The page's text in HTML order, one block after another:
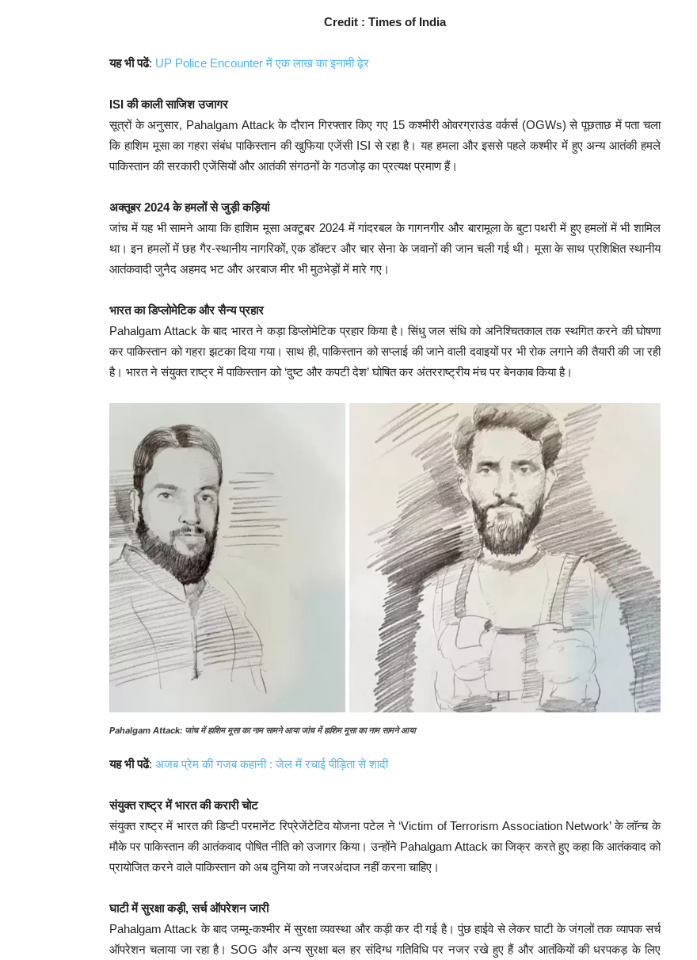
Credit : Times of India
यह भी पढें: UP Police Encounter में एक लाख का इनामी ढ़ेर
ISI की काली साजिश उजागर
सूत्रों के अनुसार, Pahalgam Attack के दौरान गिरफ्तार किए गए 15 कश्मीरी ओवरग्राउंड वर्कर्स (OGWs) से पूछताछ में पता चला
कि हाशिम मूसा का गहरा संबंध पाकिस्तान की खुफिया एजेंसी ISI से रहा है। यह हमला और इससे पहले कश्मीर में हुए अन्य आतंकी हमले
पाकिस्तान की सरकारी एजेंसियों और आतंकी संगठनों के गठजोड़ का प्रत्यक्ष प्रमाण हैं।
अक्तूबर 2024 के हमलों से जुड़ी कड़ियां
जांच में यह भी सामने आया कि हाशिम मूसा अक्टूबर 2024 में गांदरबल के गागनगीर और बारामूला के बुटा पथरी में हुए हमलों में भी शामिल
था। इन हमलों में छह गैर-स्थानीय नागरिकों, एक डॉक्टर और चार सेना के जवानों की जान चली गई थी। मूसा के साथ प्रशिक्षित स्थानीय
आतंकवादी जुनैद अहमद भट और अरबाज मीर भी मुठभेड़ों में मारे गए।
भारत का डिप्लोमेटिक और सैन्य प्रहार
Pahalgam Attack के बाद भारत ने कड़ा डिप्लोमेटिक प्रहार किया है। सिंधु जल संधि को अनिश्चितकाल तक स्थगित करने की घोषणा
कर पाकिस्तान को गहरा झटका दिया गया। साथ ही, पाकिस्तान को सप्लाई की जाने वाली दवाइयों पर भी रोक लगाने की तैयारी की जा रही
है। भारत ने संयुक्त राष्ट्र में पाकिस्तान को ‘दुष्ट और कपटी देश’ घोषित कर अंतरराष्ट्रीय मंच पर बेनकाब किया है।
Pahalgam Attack: जांच में हाशिम मूसा का नाम सामने आया जांच में हाशिम मूसा का नाम सामने आया
यह भी पढें: अजब प्रेम की गजब कहानी : जेल में रचाई पीड़िता से शादी
संयुक्त राष्ट्र में भारत की करारी चोट
संयुक्त राष्ट्र में भारत की डिप्टी परमानेंट रिप्रेजेंटेटिव योजना पटेल ने ‘Victim of Terrorism Association Network’ के लॉन्च के
मौके पर पाकिस्तान की आतंकवाद पोषित नीति को उजागर किया। उन्होंने Pahalgam Attack का जिक्र करते हुए कहा कि आतंकवाद को
प्रायोजित करने वाले पाकिस्तान को अब दुनिया को नजरअंदाज नहीं करना चाहिए।
घाटी में सुरक्षा कड़ी, सर्च ऑपरेशन जारी
Pahalgam Attack के बाद जम्मू-कश्मीर में सुरक्षा व्यवस्था और कड़ी कर दी गई है। पुंछ हाईवे से लेकर घाटी के जंगलों तक व्यापक सर्च
ऑपरेशन चलाया जा रहा है। SOG और अन्य सुरक्षा बल हर संदिग्ध गतिविधि पर नजर रखे हुए हैं और आतंकियों की धरपकड़ के लिए